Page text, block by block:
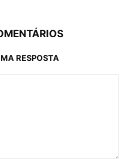
RESPOSTA